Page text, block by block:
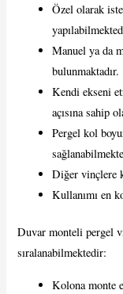
Özel olarak
Manuel ya da
bulunmaktadır.
Kendi ekseni
açısına sahip
Pergel kol
Diğer vinçlere
Kullanımı en
Duvar monteli pergel
sıralanabilmektedir:
Kolona monte